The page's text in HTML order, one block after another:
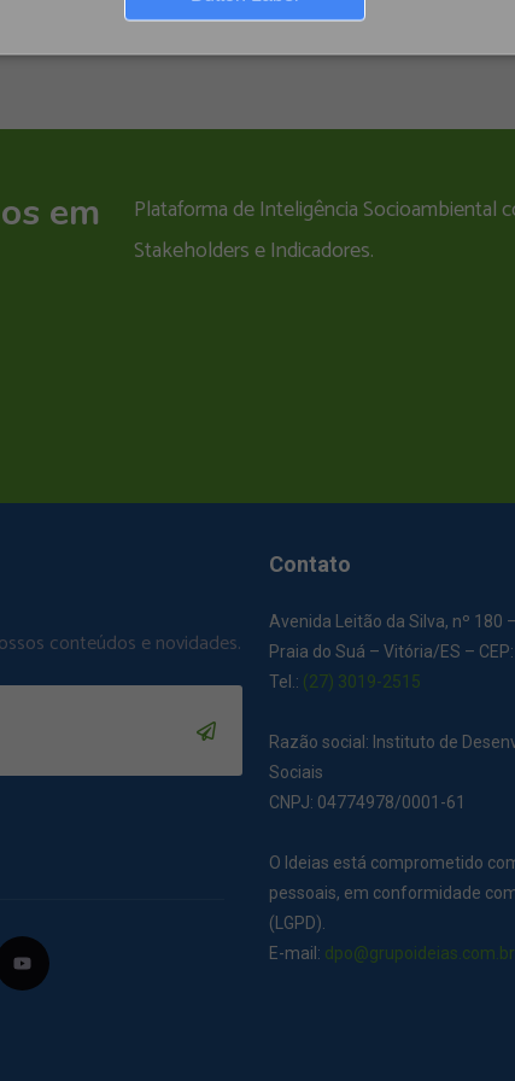
em
Plataforma de Inteligência Socioambiental
Stakeholders e Indicadores.
conteúdos e novidades.
Contato
Avenida Leitão da Silva, nº 180
Praia do Suá – Vitória/ES –
Tel.: (27) 3019-2515
Razão social: Instituto de
Sociais
CNPJ: 04774978/0001-61
O Ideias está comprometido
pessoais, em conformidade
(LGPD).
E-mail: dpo@grupoideias.com.br